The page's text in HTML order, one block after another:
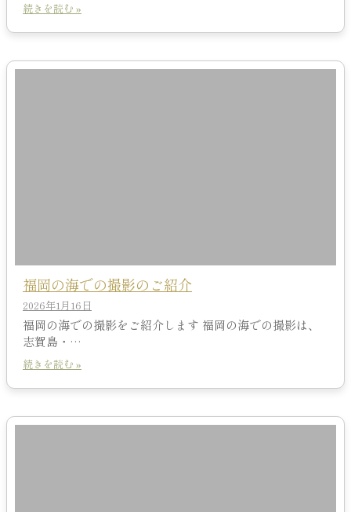
続きを読む »
福岡の海での撮影のご紹介
2026年1月16日
福岡の海での撮影をご紹介します 福岡の海での撮影は、
志賀島・…
続きを読む »